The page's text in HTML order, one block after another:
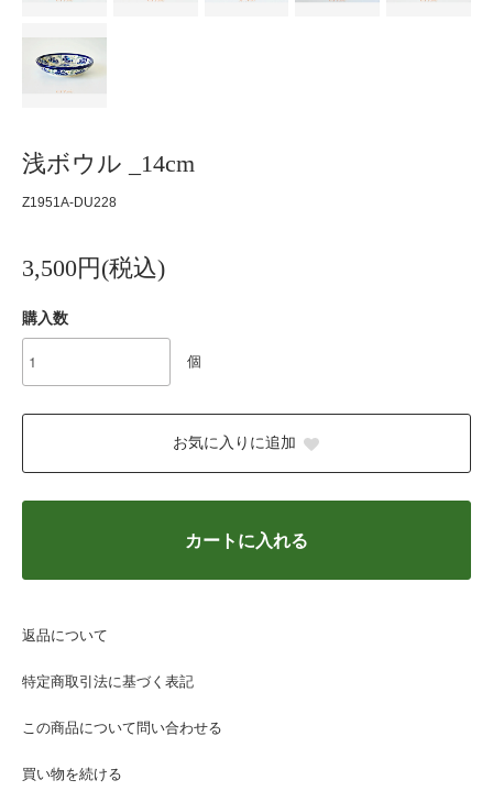
浅ボウル _14cm
Z1951A-DU228
3,500円(税込)
購入数
個
お気に入りに追加
カートに入れる
返品について
特定商取引法に基づく表記
この商品について問い合わせる
買い物を続ける